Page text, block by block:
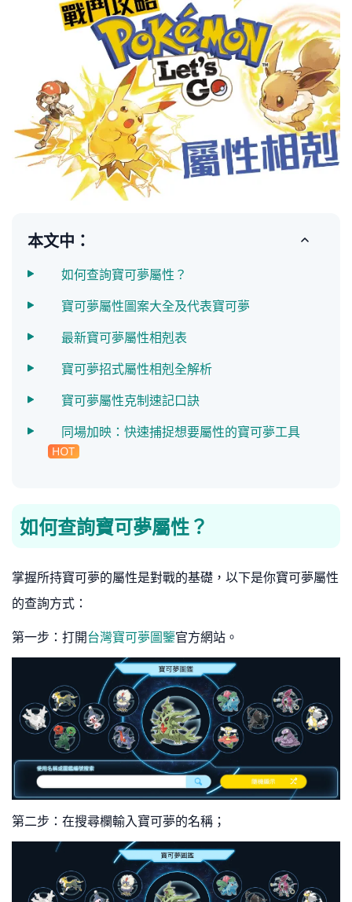
本文中：
如何查詢寶可夢屬性？
寶可夢屬性圖案大全及代表寶可夢
最新寶可夢屬性相剋表
寶可夢招式屬性相剋全解析
寶可夢屬性克制速記口訣
同場加映：快速捕捉想要屬性的寶可夢工具
如何查詢寶可夢屬性？
掌握所持寶可夢的屬性是對戰的基礎，以下是你寶可夢屬性
的查詢方式：
第一步：打開台灣寶可夢圖鑒官方網站。
第二步：在搜尋欄輸入寶可夢的名稱；